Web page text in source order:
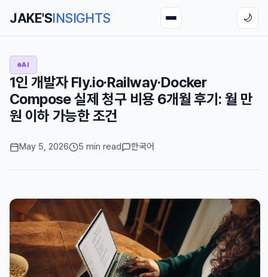
JAKE'SINSIGHTS 🌙
AI
1인 개발자 Fly.io·Railway·Docker
Compose 실제 청구 비용 6개월 후기: 월 만
원 이하 가능한 조건
May 5, 2026 5 min read 한국어